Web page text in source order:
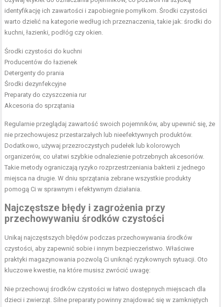
identyfikację ich zawartości i zapobiegnie pomyłkom. Środki czystości
warto dzielić na kategorie według ich przeznaczenia, takie jak: środki do
kuchni, łazienki, podłóg czy okien.
Środki czystości do kuchni
Producentów do łazienek
Detergenty do prania
Środki dezynfekcyjne
Preparaty do czyszczenia rur
Akcesoria do sprzątania
Regularnie przeglądaj zawartość swoich pojemników, aby upewnić się, że
nie przechowujesz przestarzałych lub nieefektywnych produktów.
Dodatkowo, używaj przezroczystych pudełek lub kolorowych
organizerów, co ułatwi szybkie odnalezienie potrzebnych akcesoriów.
Takie metody ograniczają ryzyko rozprzestrzeniania bakterii z jednego
miejsca na drugie. W dniu sprzątania zebrane wszystkie produkty
pomogą Ci w sprawnym i efektywnym działania.
Najczęstsze błędy i zagrożenia przy
przechowywaniu środków czystości
Unikaj najczęstszych błędów podczas przechowywania środków
czystości, aby zapewnić sobie i innym bezpieczeństwo. Właściwe
praktyki magazynowania pozwolą Ci uniknąć ryzykownych sytuacji. Oto
kluczowe kwestie, na które musisz zwrócić uwagę:
Nie przechowuj środków czystości w łatwo dostępnych miejscach dla
dzieci i zwierząt. Silne preparaty powinny znajdować się w zamkniętych